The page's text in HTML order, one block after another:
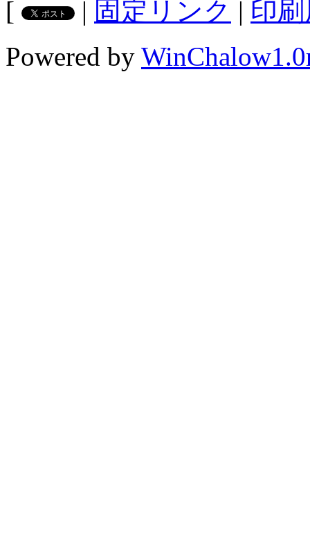
[ | 固定リンク | 印
Powered by